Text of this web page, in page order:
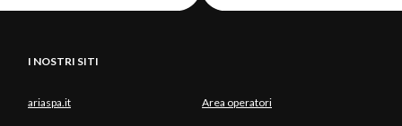
I NOSTRI SITI
ariaspa.it Area operatori